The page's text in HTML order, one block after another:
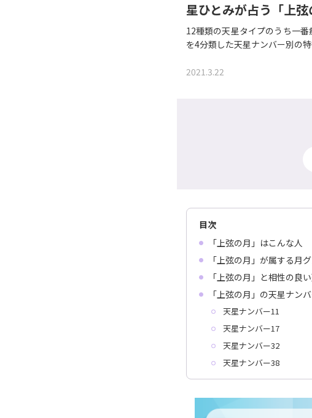
星ひとみが占う「上
12種類の天星タイプのうち一
を4分類した天星ナンバー別の
2021.3.22
目次
「上弦の月」はこんな人
「上弦の月」が属する月
「上弦の月」と相性の良
「上弦の月」の天星ナン
天星ナンバー11
天星ナンバー17
天星ナンバー32
天星ナンバー38